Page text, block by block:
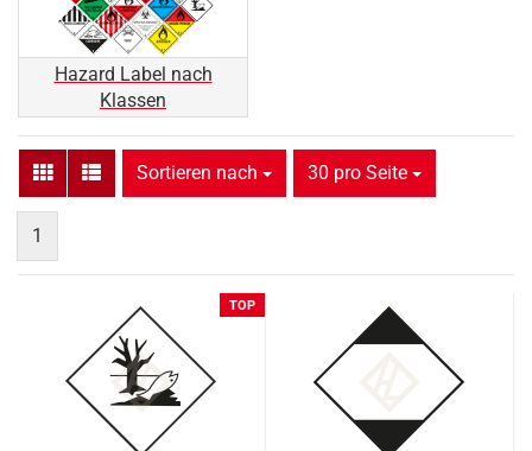
Hazard Label nach
Klassen
Sortieren nach
Sortieren nach 30 pro Seite
pro Seite
1
TOP